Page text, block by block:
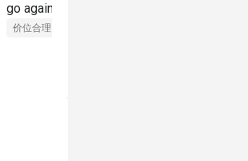
go again..
价位合理